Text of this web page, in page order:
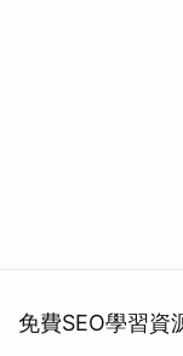
免費SEO學習資